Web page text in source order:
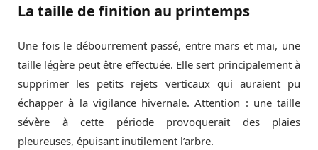
La taille de finition au printemps
Une fois le débourrement passé, entre mars et mai, une
taille légère peut être effectuée. Elle sert principalement à
supprimer les petits rejets verticaux qui auraient pu
échapper à la vigilance hivernale. Attention : une taille
sévère à cette période provoquerait des plaies
pleureuses, épuisant inutilement l’arbre.